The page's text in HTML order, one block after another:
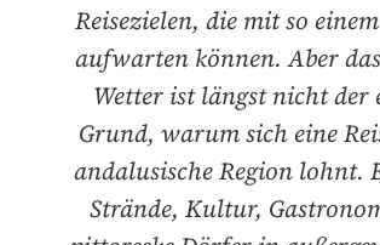
Reisezielen, die mit so
aufwarten können. Aber
Wetter ist längst nicht der
Grund, warum sich eine
andalusische Region lohnt.
Strände, Kultur,